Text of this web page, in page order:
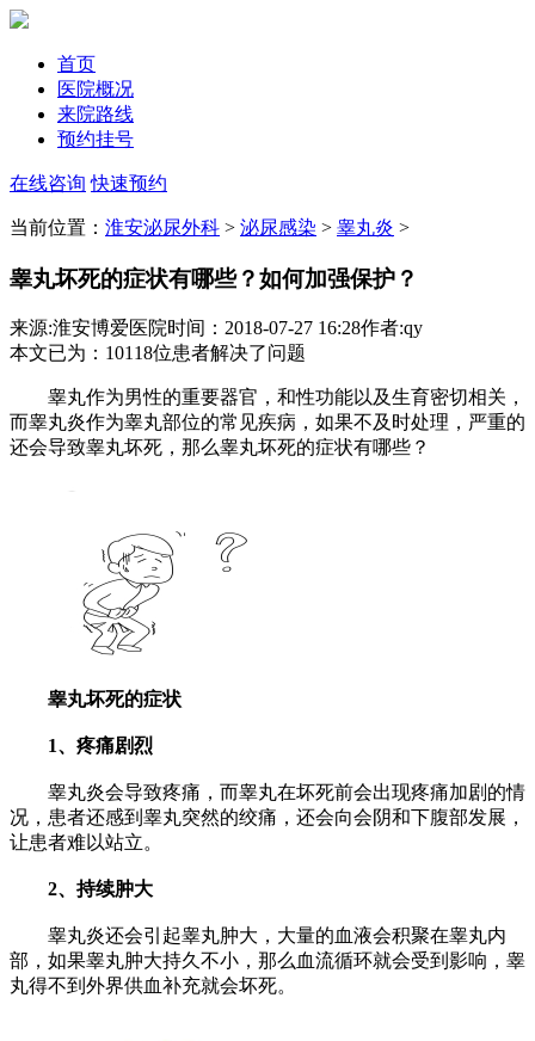
首页
医院概况
来院路线
预约挂号
在线咨询 快速预约
当前位置： 淮安泌尿外科 > 泌尿感染 > 睾丸炎 >
睾丸坏死的症状有哪些？如何加强保护？
来源:淮安博爱医院时间：2018-07-27 16:28作者:qy
本文已为 ：10118位患者解决了问题
睾丸作为男性的重要器官，和性功能以及生育密切相关，
而睾丸炎作为睾丸部位的常见疾病，如果不及时处理，严重的
还会导致睾丸坏死，那么睾丸坏死的症状有哪些？
睾丸坏死的症状
1、疼痛剧烈
睾丸炎会导致疼痛，而睾丸在坏死前会出现疼痛加剧的情
况，患者还感到睾丸突然的绞痛，还会向会阴和下腹部发展，
让患者难以站立。
2、持续肿大
睾丸炎还会引起睾丸肿大，大量的血液会积聚在睾丸内
部，如果睾丸肿大持久不小，那么血流循环就会受到影响，睾
丸得不到外界供血补充就会坏死。